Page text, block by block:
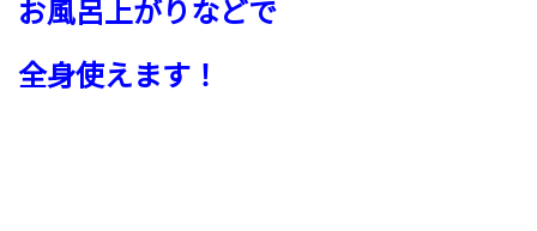
お風呂上がりなどで
全身使えます！